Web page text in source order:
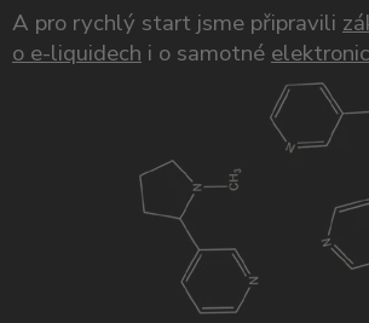
A pro rychlý start jsme připravili
o e-liquidech i o samotné